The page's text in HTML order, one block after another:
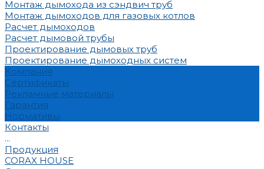
Монтаж дымохода из сэндвич труб
Монтаж дымоходов для газовых котлов
Расчет дымоходов
Расчет дымовой трубы
Проектирование дымовых труб
Проектирование дымоходных систем
Компания
Сертификаты
Рекламные материалы
Гарантия
Нормативы
Контакты
...
Продукция
CORAX HOUSE